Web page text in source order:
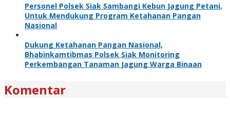
Personel Polsek Siak Sambangi Kebun Jagung Petani,
Untuk Mendukung Program Ketahanan Pangan
Nasional
Dukung Ketahanan Pangan Nasional,
Bhabinkamtibmas Polsek Siak Monitoring
Perkembangan Tanaman Jagung Warga Binaan
Komentar